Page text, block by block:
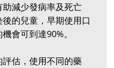
減少發病率及死亡
的兒童，早期使用口
會可到達90%。
估，使用不同的藥